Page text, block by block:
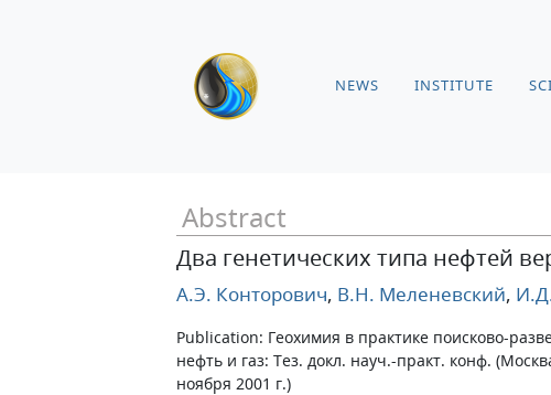
NEWS INSTITUTE
Abstract
Два генетических типа нефтей
А.Э. Конторович, В.Н. Меленевский,
Publication: Геохимия в практике поисково-
нефть и газ: Тез. докл. науч.-практ. конф.
ноября 2001 г.)